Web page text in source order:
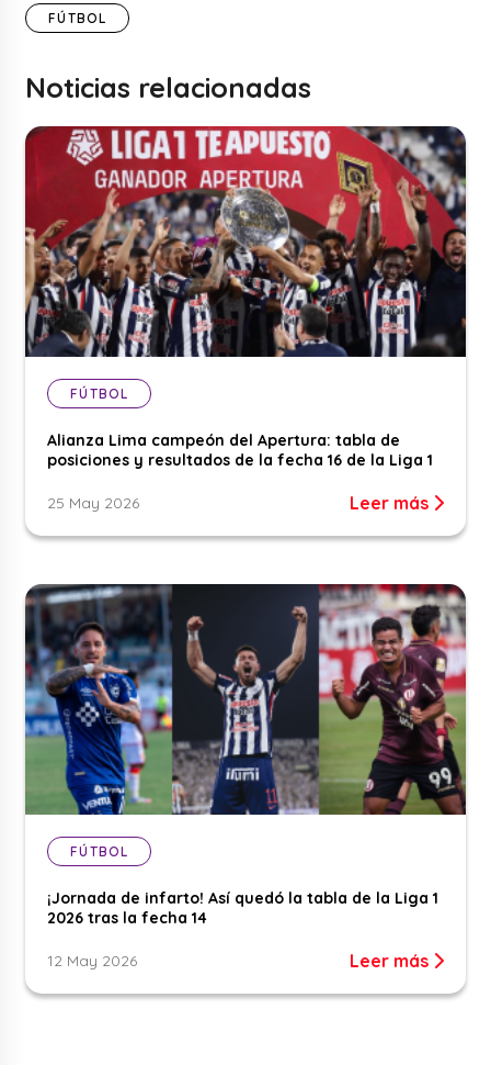
FÚTBOL
Noticias relacionadas
FÚTBOL
Alianza Lima campeón del Apertura: tabla de
posiciones y resultados de la fecha 16 de la Liga 1
25 May 2026 Leer más
FÚTBOL
¡Jornada de infarto! Así quedó la tabla de la Liga 1
2026 tras la fecha 14
12 May 2026 Leer más